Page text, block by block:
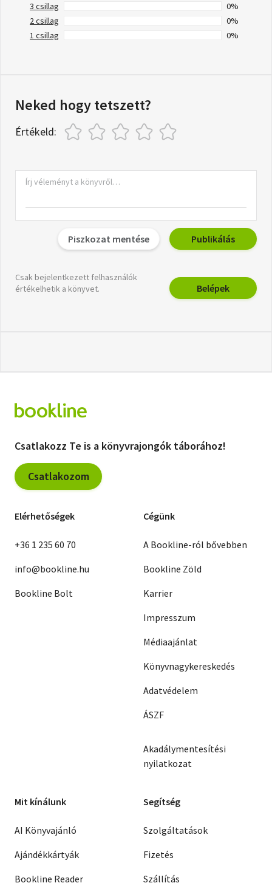
3 csillag
0%
2 csillag
0%
1 csillag
0%
Neked hogy tetszett?
Értékeld:
Piszkozat mentése Publikálás
Csak bejelentkezett felhasználók
értékelhetik a könyvet.
Belépek
Csatlakozz Te is a könyvrajongók táborához!
Csatlakozom
Elérhetőségek
+36 1 235 60 70
info@bookline.hu
Bookline Bolt
Cégünk
A Bookline-ról bővebben
Bookline Zöld
Karrier
Impresszum
Médiaajánlat
Könyvnagykereskedés
Adatvédelem
ÁSZF
Akadálymentesítési
nyilatkozat
Mit kínálunk
AI Könyvajánló
Ajándékkártyák
Bookline Reader
Segítség
Szolgáltatások
Fizetés
Szállítás